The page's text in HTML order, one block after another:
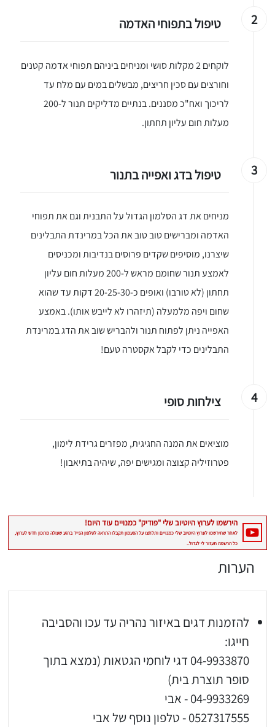
אותי באינסטגרם
2 טיפול בתפוחי האדמה
לוקחים 2 מקלות סושי ומניחים ביניהם תפוחי אדמה קטנים
וחורצים עם סכין חריצים, מבשלים במים עם מלח עד
לריכוך ואח"כ מסננים. בנתיים מדליקים תנור ל-200
מעלות חום עליון תחתון.
3 טיפול בדג ואפייה בתנור
מניחים את דג הסלמון הגדול על התבנית וגם את תפוחי
האדמה ומברישים טוב טוב את הכל במרינדת התבלינים
שיצרנו, מוסיפים שקדים פרוסים בנדיבות ומכניסים
לאמצע תנור שחומם מראש ל-200 מעלות חום עליון
תחתון (לא טורבו) ואופים כ-20-25-30 דקות עד שהוא
שחום ויפה מלמעלה (תיזהרו לא לייבש אותו). באמצע
האפייה ניתן לפתוח תנור ולהבריש שוב את הדג במרינדת
התבלינים כדי לקבל אקסטרה טעם!
4 צילחות סופי
מוציאים את המנה החגיגית, מפזרים גרידת לימון,
פטרוזיליה קצוצה ומגישים יפה, שיהיה בתיאבון!
הערות
להזמנות דגים באיזור נהריה עד עכו והסביבה
חייגו:
04-9933870 דגי לוחמי הגטאות (נמצא בתוך
סופר תוצרת בית)
04-9933269 - אבי
0527317555 - טלפון נוסף של אבי